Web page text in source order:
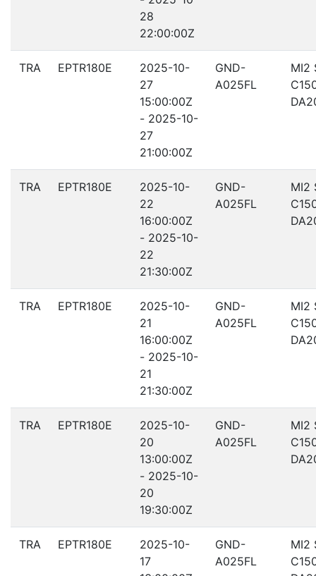
28
22:00:00Z
TRA EPTR180E
2025-10-
27
15:00:00Z
- 2025-10-
27
21:00:00Z
GND-
A025FL
MI2
TRA EPTR180E
2025-10-
22
16:00:00Z
- 2025-10-
22
21:30:00Z
GND-
A025FL
MI2
TRA EPTR180E
2025-10-
21
16:00:00Z
- 2025-10-
21
21:30:00Z
GND-
A025FL
MI2
TRA EPTR180E
2025-10-
20
13:00:00Z
- 2025-10-
20
19:30:00Z
GND-
A025FL
MI2
TRA EPTR180E
2025-10-
17
GND-
A025FL
MI2